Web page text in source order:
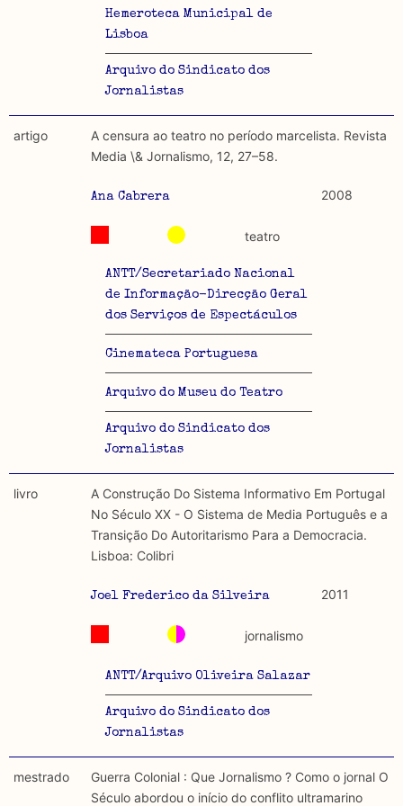
Hemeroteca Municipal de
Lisboa
Arquivo do Sindicato dos
Jornalistas
artigo
A censura ao teatro no período marcelista. Revista
Media \& Jornalismo, 12, 27–58.
Ana Cabrera 2008
ANTT/Secretariado Nacional
de Informação-Direcção Geral
dos Serviços de Espectáculos
Cinemateca Portuguesa
Arquivo do Museu do Teatro
Arquivo do Sindicato dos
Jornalistas
teatro
livro
A Construção Do Sistema Informativo Em Portugal
No Século XX - O Sistema de Media Português e a
Transição Do Autoritarismo Para a Democracia.
Lisboa: Colibri
Joel Frederico da Silveira 2011
ANTT/Arquivo Oliveira Salazar
Arquivo do Sindicato dos
Jornalistas
jornalismo
mestrado
Guerra Colonial : Que Jornalismo ? Como o jornal O
Século abordou o início do conflito ultramarino